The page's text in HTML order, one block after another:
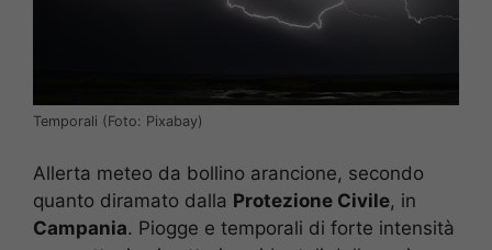
Temporali (Foto: Pixabay)
Allerta meteo da bollino arancione, secondo
quanto diramato dalla Protezione Civile, in
Campania. Piogge e temporali di forte intensità